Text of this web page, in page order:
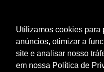
Utilizamos cookies para
anúncios, otimizar a
site e analisar nosso
em nossa Política de